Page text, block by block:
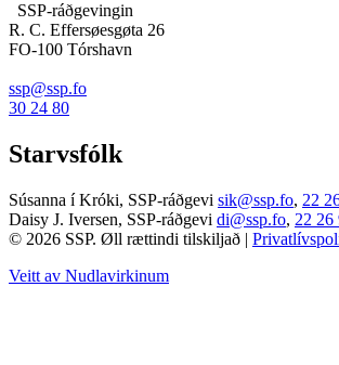
SSP-ráðgevingin
R. C. Effersøesgøta 26
FO-100 Tórshavn
ssp@ssp.fo
30 24 80
Starvsfólk
Súsanna í Króki, SSP-ráðgevi sik@ssp.fo, 22
Daisy J. Iversen, SSP-ráðgevi di@ssp.fo, 22 26
© 2026 SSP. Øll rættindi tilskiljað |
Veitt av Nudlavirkinum